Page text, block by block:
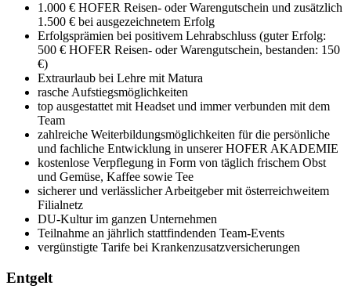
1.000 € HOFER Reisen- oder Warengutschein und zusätzlich
1.500 € bei ausgezeichnetem Erfolg
Erfolgsprämien bei positivem Lehrabschluss (guter Erfolg:
500 € HOFER Reisen- oder Warengutschein, bestanden: 150
€)
Extraurlaub bei Lehre mit Matura
rasche Aufstiegsmöglichkeiten
top ausgestattet mit Headset und immer verbunden mit dem
Team
zahlreiche Weiterbildungsmöglichkeiten für die persönliche
und fachliche Entwicklung in unserer HOFER AKADEMIE
kostenlose Verpflegung in Form von täglich frischem Obst
und Gemüse, Kaffee sowie Tee
sicherer und verlässlicher Arbeitgeber mit österreichweitem
Filialnetz
DU-Kultur im ganzen Unternehmen
Teilnahme an jährlich stattfindenden Team-Events
vergünstigte Tarife bei Krankenzusatzversicherungen
Entgelt